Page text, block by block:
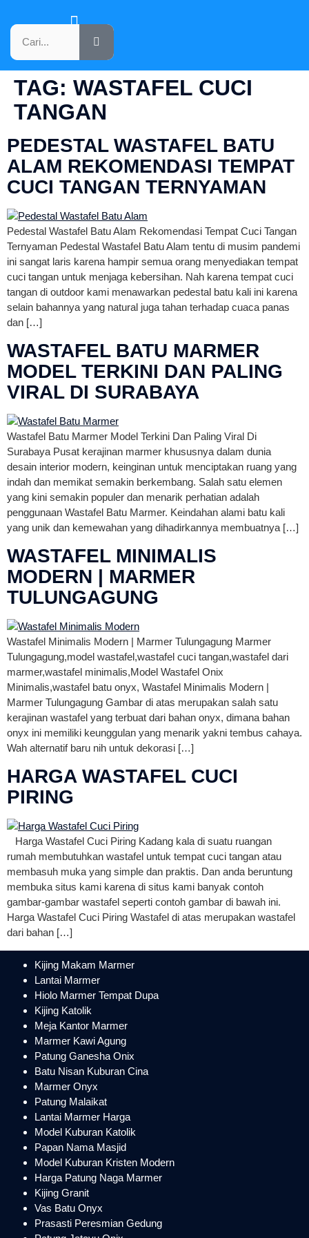
TAG: WASTAFEL CUCI
TANGAN
PEDESTAL WASTAFEL BATU
ALAM REKOMENDASI TEMPAT
CUCI TANGAN TERNYAMAN
Pedestal Wastafel Batu Alam Rekomendasi Tempat Cuci Tangan
Ternyaman Pedestal Wastafel Batu Alam tentu di musim pandemi
ini sangat laris karena hampir semua orang menyediakan tempat
cuci tangan untuk menjaga kebersihan. Nah karena tempat cuci
tangan di outdoor kami menawarkan pedestal batu kali ini karena
selain bahannya yang natural juga tahan terhadap cuaca panas
dan […]
WASTAFEL BATU MARMER
MODEL TERKINI DAN PALING
VIRAL DI SURABAYA
Wastafel Batu Marmer Model Terkini Dan Paling Viral Di
Surabaya Pusat kerajinan marmer khususnya dalam dunia
desain interior modern, keinginan untuk menciptakan ruang yang
indah dan memikat semakin berkembang. Salah satu elemen
yang kini semakin populer dan menarik perhatian adalah
penggunaan Wastafel Batu Marmer. Keindahan alami batu kali
yang unik dan kemewahan yang dihadirkannya membuatnya […]
WASTAFEL MINIMALIS
MODERN | MARMER
TULUNGAGUNG
Wastafel Minimalis Modern | Marmer Tulungagung Marmer
Tulungagung,model wastafel,wastafel cuci tangan,wastafel dari
marmer,wastafel minimalis,Model Wastafel Onix
Minimalis,wastafel batu onyx, Wastafel Minimalis Modern |
Marmer Tulungagung Gambar di atas merupakan salah satu
kerajinan wastafel yang terbuat dari bahan onyx, dimana bahan
onyx ini memiliki keunggulan yang menarik yakni tembus cahaya.
Wah alternatif baru nih untuk dekorasi […]
HARGA WASTAFEL CUCI
PIRING
Harga Wastafel Cuci Piring Kadang kala di suatu ruangan
rumah membutuhkan wastafel untuk tempat cuci tangan atau
membasuh muka yang simple dan praktis. Dan anda beruntung
membuka situs kami karena di situs kami banyak contoh
gambar-gambar wastafel seperti contoh gambar di bawah ini.
Harga Wastafel Cuci Piring Wastafel di atas merupakan wastafel
dari bahan […]
Kijing Makam Marmer
Lantai Marmer
Hiolo Marmer Tempat Dupa
Kijing Katolik
Meja Kantor Marmer
Marmer Kawi Agung
Patung Ganesha Onix
Batu Nisan Kuburan Cina
Marmer Onyx
Patung Malaikat
Lantai Marmer Harga
Model Kuburan Katolik
Papan Nama Masjid
Model Kuburan Kristen Modern
Harga Patung Naga Marmer
Kijing Granit
Vas Batu Onyx
Prasasti Peresmian Gedung